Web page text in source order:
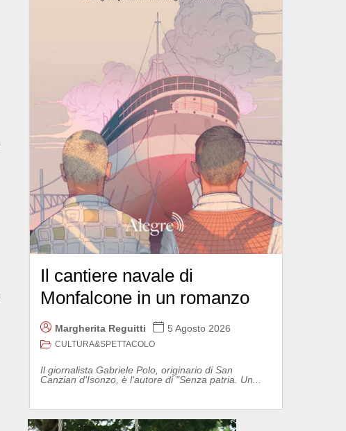
Il cantiere navale di
Monfalcone in un romanzo
Margherita Reguitti 5 Agosto 2026
CULTURA&SPETTACOLO
Il giornalista Gabriele Polo, originario di San
Canzian d'Isonzo, è l'autore di "Senza patria. Un...